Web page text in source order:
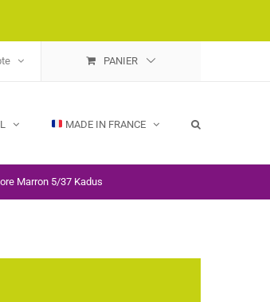
PANIER
MADE IN FRANCE
Marron 5/37 Kadus